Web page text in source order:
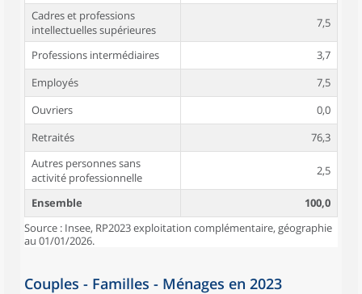
Cadres et professions
intellectuelles supérieures
7,5
Professions intermédiaires
3,7
Employés
7,5
Ouvriers
0,0
Retraités
76,3
Autres personnes sans
activité professionnelle
2,5
Ensemble
100,0
Source : Insee, RP2023 exploitation complémentaire, géographie
au 01/01/2026.
Couples - Familles - Ménages en 2023